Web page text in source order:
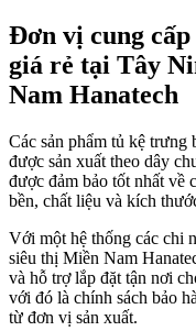
Đơn vị cung
giá rẻ tại Tây
Nam Hanatech
Các sản phẩm tủ kệ trưng
được sản xuất theo dây
được đảm bảo tốt nhất về
bền, chất liệu và kích
Với một hệ thống các chi
siêu thị Miền Nam
và hỗ trợ lắp đặt tận nơi
với đó là chính sách bảo
từ đơn vị sản xuất.